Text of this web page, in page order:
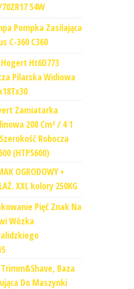
54W
Pompka Zasilająca
C-360 C360
Ht6D773
Pilarska Widiowa
Zamiatarka
208 Cm³ / 4 1
Robocza
(HTPS600)
OGRODOWY +
XXL kolory 250KG
Pięć Znak Na
Wózka
Baza
Do Maszynki